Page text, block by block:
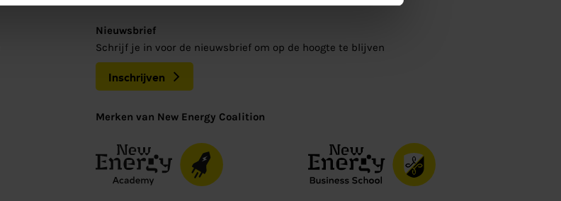
Nieuwsbrief
Schrijf je in voor de nieuwsbrief om op de hoogte te blijven
Inschrijven
Merken van New Energy Coalition